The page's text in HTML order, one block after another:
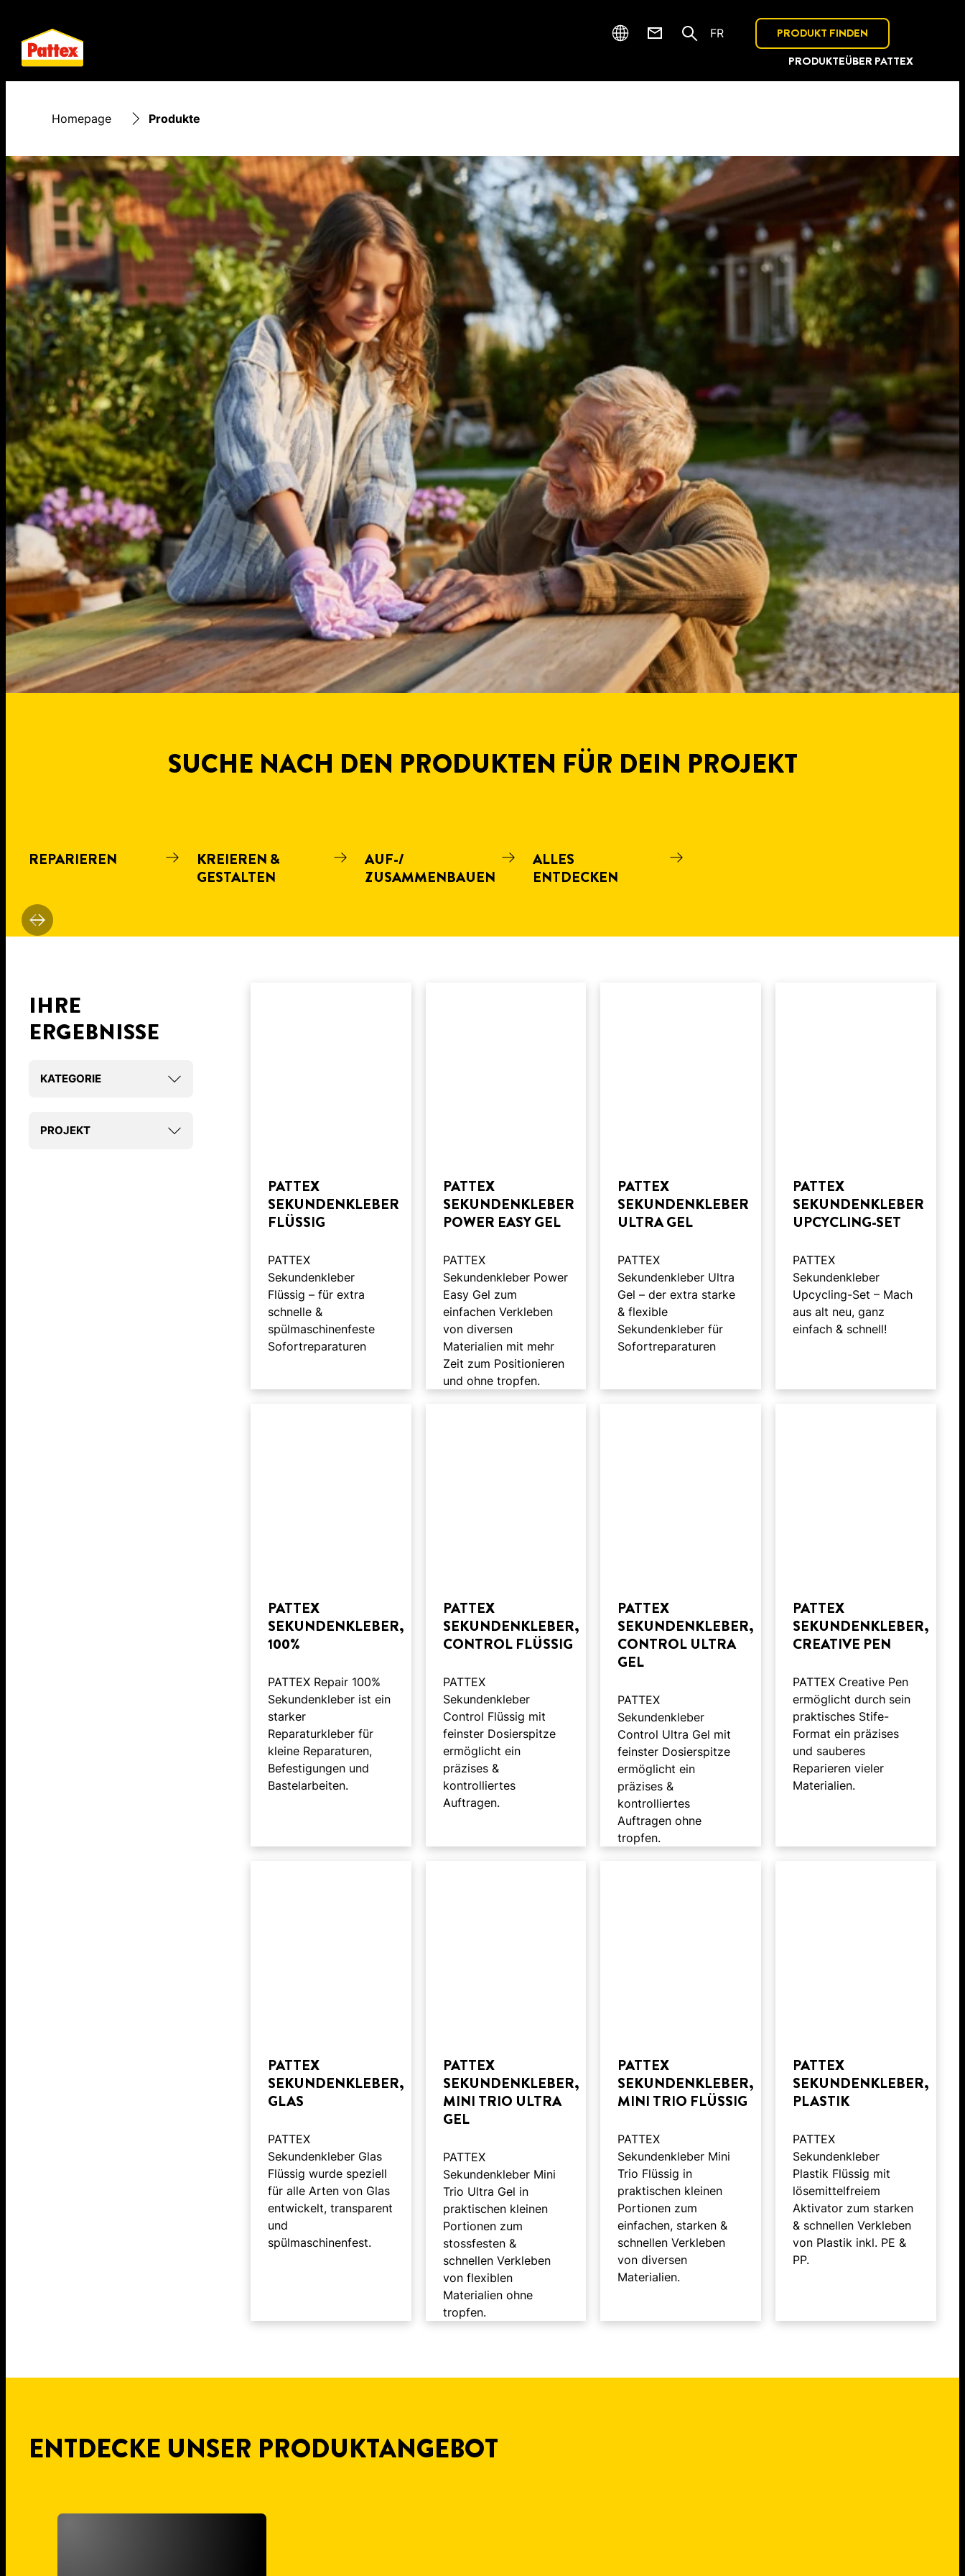
PRODUKTEÜBER PATTEX
PRODUKT FINDEN
FR
Homepage Produkte
SUCHE NACH DEN PRODUKTEN FÜR DEIN PROJEKT
REPARIEREN
KREIEREN &
GESTALTEN
AUF-/
ZUSAMMENBAUEN
ALLES
ENTDECKEN
IHRE
ERGEBNISSE
KATEGORIE
PROJEKT
PATTEX
SEKUNDENKLEBER
FLÜSSIG
PATTEX
Sekundenkleber
Flüssig – für extra
schnelle &
spülmaschinenfeste
Sofortreparaturen
PATTEX
SEKUNDENKLEBER
POWER EASY GEL
PATTEX
Sekundenkleber Power
Easy Gel zum
einfachen Verkleben
von diversen
Materialien mit mehr
Zeit zum Positionieren
und ohne tropfen.
PATTEX
SEKUNDENKLEBER
ULTRA GEL
PATTEX
Sekundenkleber Ultra
Gel – der extra starke
& flexible
Sekundenkleber für
Sofortreparaturen
PATTEX
SEKUNDENKLEBER
UPCYCLING-SET
PATTEX
Sekundenkleber
Upcycling-Set – Mach
aus alt neu, ganz
einfach & schnell!
PATTEX
SEKUNDENKLEBER,
100%
PATTEX Repair 100%
Sekundenkleber ist ein
starker
Reparaturkleber für
kleine Reparaturen,
Befestigungen und
Bastelarbeiten.
PATTEX
SEKUNDENKLEBER,
CONTROL FLÜSSIG
PATTEX
Sekundenkleber
Control Flüssig mit
feinster Dosierspitze
ermöglicht ein
präzises &
kontrolliertes
Auftragen.
PATTEX
SEKUNDENKLEBER,
CONTROL ULTRA
GEL
PATTEX
Sekundenkleber
Control Ultra Gel mit
feinster Dosierspitze
ermöglicht ein
präzises &
kontrolliertes
Auftragen ohne
tropfen.
PATTEX
SEKUNDENKLEBER,
CREATIVE PEN
PATTEX Creative Pen
ermöglicht durch sein
praktisches Stife-
Format ein präzises
und sauberes
Reparieren vieler
Materialien.
PATTEX
SEKUNDENKLEBER,
GLAS
PATTEX
Sekundenkleber Glas
Flüssig wurde speziell
für alle Arten von Glas
entwickelt, transparent
und
spülmaschinenfest.
PATTEX
SEKUNDENKLEBER,
MINI TRIO ULTRA
GEL
PATTEX
Sekundenkleber Mini
Trio Ultra Gel in
praktischen kleinen
Portionen zum
stossfesten &
schnellen Verkleben
von flexiblen
Materialien ohne
tropfen.
PATTEX
SEKUNDENKLEBER,
MINI TRIO FLÜSSIG
PATTEX
Sekundenkleber Mini
Trio Flüssig in
praktischen kleinen
Portionen zum
einfachen, starken &
schnellen Verkleben
von diversen
Materialien.
PATTEX
SEKUNDENKLEBER,
PLASTIK
PATTEX
Sekundenkleber
Plastik Flüssig mit
lösemittelfreiem
Aktivator zum starken
& schnellen Verkleben
von Plastik inkl. PE &
PP.
ENTDECKE UNSER PRODUKTANGEBOT